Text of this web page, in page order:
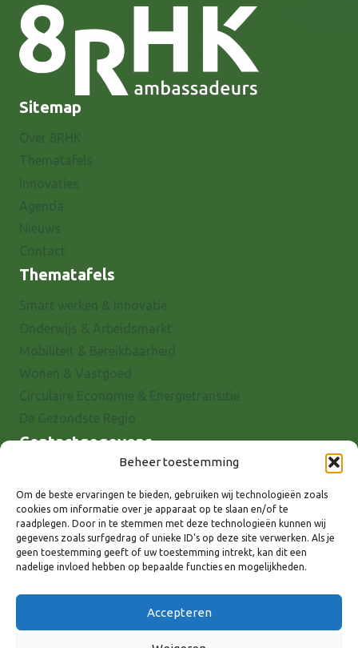
Beheer toestemming
Om de beste ervaringen te bieden, gebruiken wij technologieën zoals
cookies om informatie over je apparaat op te slaan en/of te
raadplegen. Door in te stemmen met deze technologieën kunnen wij
gegevens zoals surfgedrag of unieke ID's op deze site verwerken. Als je
geen toestemming geeft of uw toestemming intrekt, kan dit een
nadelige invloed hebben op bepaalde functies en mogelijkheden.
Accepteren
Sitemap
Thematafels
Contactgegevens
7001 EX Doetinchem
E-mail: info@8rhk.nl
Telefoonnummers
Privacyverklaring